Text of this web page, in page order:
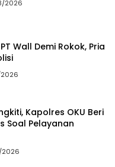
2026
Wall Demi Rokok, Pria
Kapolres OKU Beri
Soal Pelayanan